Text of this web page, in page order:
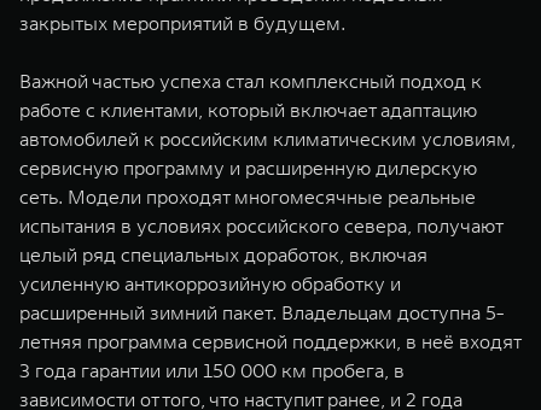
закрытых мероприятий в будущем.
Важной частью успеха стал комплексный подход к
работе с клиентами, который включает адаптацию
автомобилей к российским климатическим условиям,
сервисную программу и расширенную дилерскую
сеть. Модели проходят многомесячные реальные
испытания в условиях российского севера, получают
целый ряд специальных доработок, включая
усиленную антикоррозийную обработку и
расширенный зимний пакет. Владельцам доступна 5-
летняя программа сервисной поддержки, в неё входят
3 года гарантии или 150 000 км пробега, в
зависимости от того, что наступит ранее, и 2 года